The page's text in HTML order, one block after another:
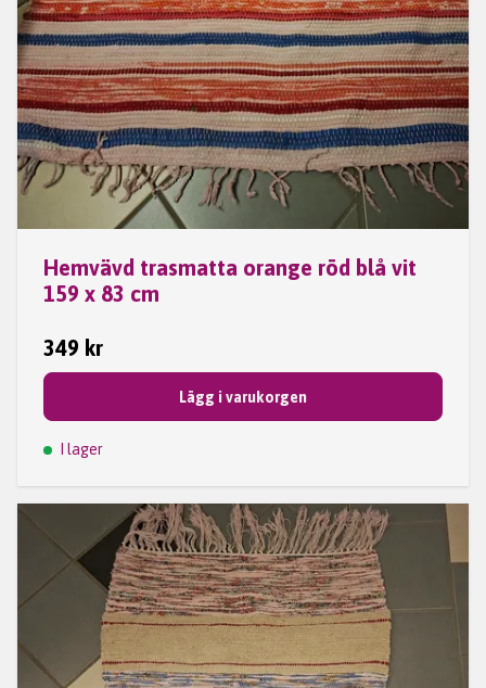
Hemvävd trasmatta orange röd blå vit
159 x 83 cm
349 kr
Lägg i varukorgen
I lager